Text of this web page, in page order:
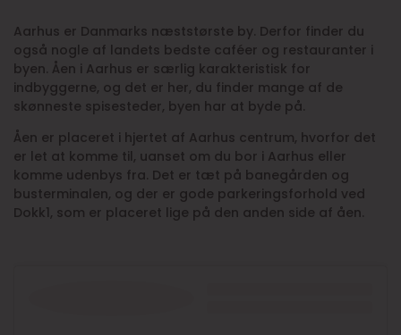
Aarhus er Danmarks næststørste by. Derfor finder du
også nogle af landets bedste caféer og restauranter i
byen. Åen i Aarhus er særlig karakteristisk for
indbyggerne, og det er her, du finder mange af de
skønneste spisesteder, byen har at byde på.
Åen er placeret i hjertet af Aarhus centrum, hvorfor det
er let at komme til, uanset om du bor i Aarhus eller
komme udenbys fra. Det er tæt på banegården og
busterminalen, og der er gode parkeringsforhold ved
Dokk1, som er placeret lige på den anden side af åen.